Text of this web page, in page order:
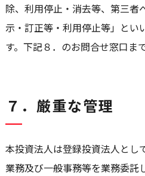
除、利用停止・消去等、第三者
示・訂正等・利用停止等」とい
す。下記８．のお問合せ窓口ま
７．厳重な管理
本投資法人は登録投資法人とし
業務及び一般事務等を業務委託